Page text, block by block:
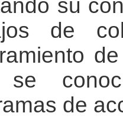
su
de
se
de